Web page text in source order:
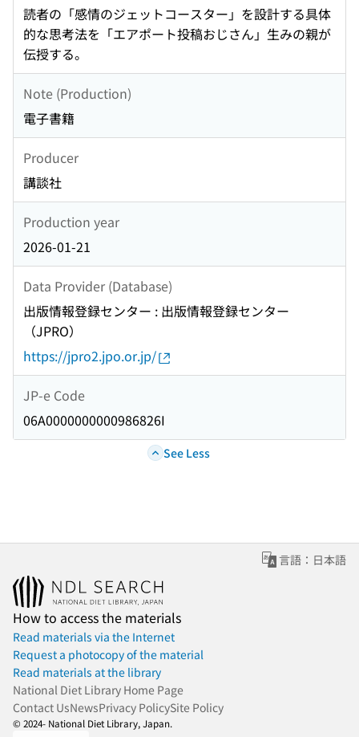
読者の「感情のジェットコースター」を設計する具体
的な思考法を「エアポート投稿おじさん」生みの親が
伝授する。
Note (Production)
電子書籍
Producer
講談社
Production year
2026-01-21
Data Provider (Database)
出版情報登録センター : 出版情報登録センター
（JPRO）
https://jpro2.jpo.or.jp/
JP-e Code
06A0000000000986826I
See Less
言語：日本語
How to access the materials
Read materials via the Internet
Request a photocopy of the material
Read materials at the library
National Diet Library Home Page
Contact UsNewsPrivacy PolicySite Policy
© 2024- National Diet Library, Japan.